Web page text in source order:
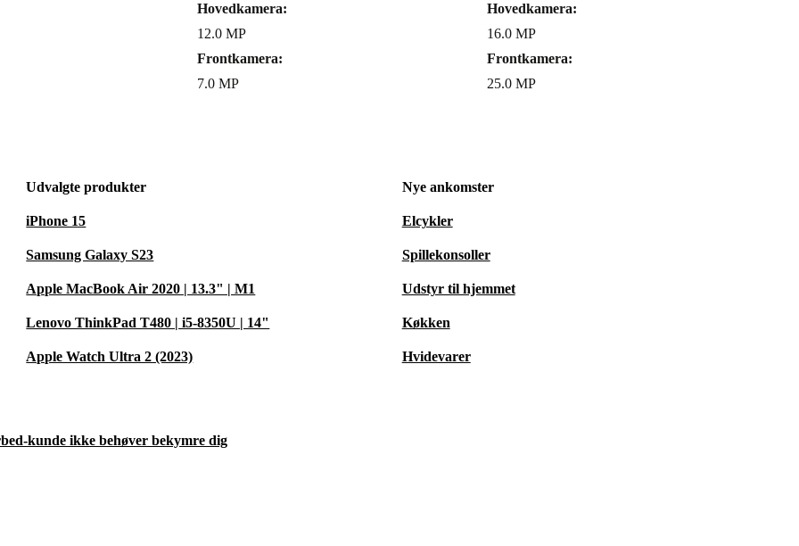
Motorola –
både dig
Hovedkamera:
12.0 MP
Frontkamera:
7.0 MP
Hovedkamera:
16.0 MP
Frontkamera:
25.0 MP
Udvalgte produkter
iPhone 15
Samsung Galaxy S23
Apple MacBook Air 2020 | 13.3" | M1
Lenovo ThinkPad T480 | i5-8350U | 14"
Apple Watch Ultra 2 (2023)
Nye ankomster
Elcykler
Spillekonsoller
Udstyr til hjemmet
Køkken
Hvidevarer
kunde ikke behøver bekymre dig